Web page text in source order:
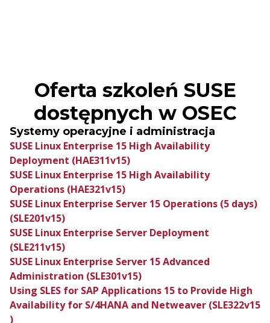
Oferta szkoleń SUSE
dostępnych w OSEC
Systemy operacyjne i administracja
SUSE Linux Enterprise 15 High Availability
Deployment (HAE311v15)
SUSE Linux Enterprise 15 High Availability
Operations (HAE321v15)
SUSE Linux Enterprise Server 15 Operations (5 days)
(SLE201v15)
SUSE Linux Enterprise Server Deployment
(SLE211v15)
SUSE Linux Enterprise Server 15 Advanced
Administration (SLE301v15)
Using SLES for SAP Applications 15 to Provide High
Availability for S/4HANA and Netweaver (SLE322v15
)